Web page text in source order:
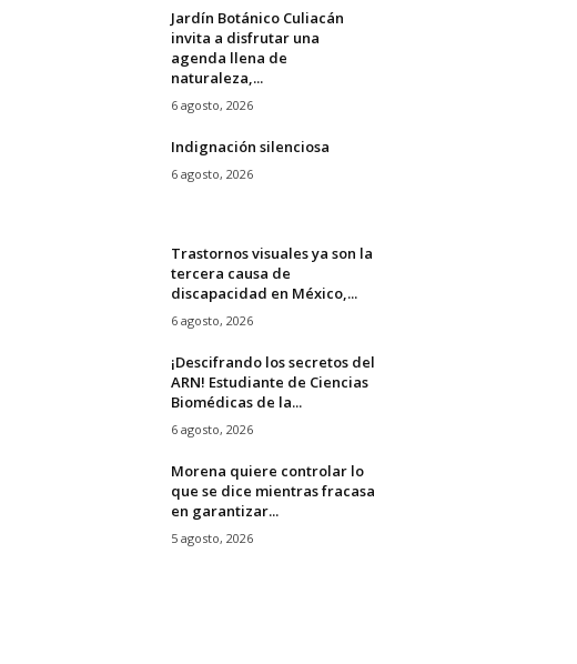
Jardín Botánico Culiacán
invita a disfrutar una
agenda llena de
naturaleza,...
6 agosto, 2026
Indignación silenciosa
6 agosto, 2026
Trastornos visuales ya son la
tercera causa de
discapacidad en México,...
6 agosto, 2026
¡Descifrando los secretos del
ARN! Estudiante de Ciencias
Biomédicas de la...
6 agosto, 2026
Morena quiere controlar lo
que se dice mientras fracasa
en garantizar...
5 agosto, 2026